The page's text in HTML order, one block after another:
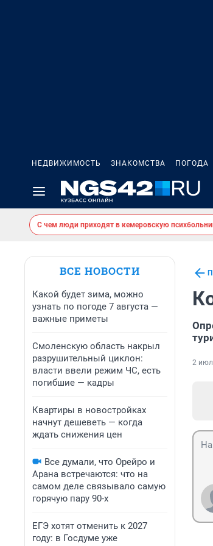
НЕДВИЖИМОСТЬ ЗНАКОМСТВА ПОГОДА
С чем люди приходят в кемеровскую
ВСЕ НОВОСТИ
Какой будет зима, можно
узнать по погоде 7 августа —
важные приметы
Смоленскую область накрыл
разрушительный циклон:
власти ввели режим ЧС, есть
погибшие — кадры
Квартиры в новостройках
начнут дешеветь — когда
ждать снижения цен
Все думали, что Орейро и
Арана встречаются: что на
самом деле связывало самую
горячую пару 90-х
ЕГЭ хотят отменить к 2027
году: в Госдуме уже
2